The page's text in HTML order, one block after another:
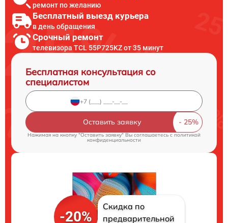
ремонт по желанию
Бесплатный выезд курьера
в день обращения
Срочный ремонт
телевизора TCL 55P725KZ от 35 минут
Бесплатная консультация со
специалистом
Оставить заявку
Нажимая на кнопку "Оставить заявку" Вы соглашаетесь cполитикой
конфиденциальности
-20%
Скидка по
предварительной